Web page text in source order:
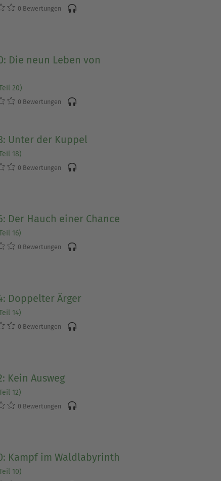
0 Bewertungen
Die neun Leben von
20)
0 Bewertungen
Unter der Kuppel
18)
0 Bewertungen
Der Hauch einer Chance
16)
0 Bewertungen
Doppelter Ärger
14)
0 Bewertungen
Kein Ausweg
12)
0 Bewertungen
Kampf im Waldlabyrinth
10)